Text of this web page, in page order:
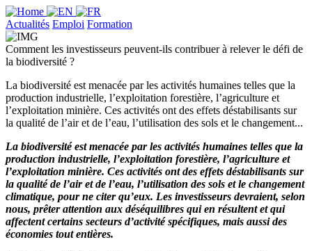
Actualités Emploi Formation
Comment les investisseurs peuvent-ils contribuer à relever le défi de
la biodiversité ?
La biodiversité est menacée par les activités humaines telles que la
production industrielle, l’exploitation forestière, l’agriculture et
l’exploitation minière. Ces activités ont des effets déstabilisants sur
la qualité de l’air et de l’eau, l’utilisation des sols et le changement...
La biodiversité est menacée par les activités humaines telles que la
production industrielle, l’exploitation forestière, l’agriculture et
l’exploitation minière. Ces activités ont des effets déstabilisants sur
la qualité de l’air et de l’eau, l’utilisation des sols et le changement
climatique, pour ne citer qu’eux. Les investisseurs devraient, selon
nous, prêter attention aux déséquilibres qui en résultent et qui
affectent certains secteurs d’activité spécifiques, mais aussi des
économies tout entières.